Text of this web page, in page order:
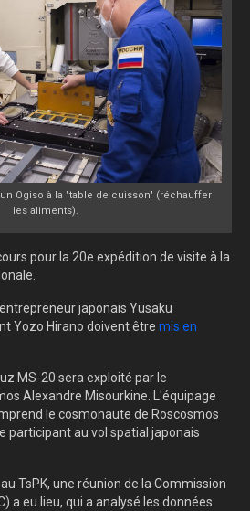
Ogiso à la "table de cuisson" (réchauffer
les aliments).
pour la 20e expédition de visite à la
japonais Yusaku
Yozo Hirano doivent être mis en
MS-20 sera exploité par le
Alexandre Misourkine. L'équipage
le cosmonaute de Roscosmos
participant au vol spatial japonais
u TsPK, une réunion de la Commission
a eu lieu, qui a analysé les données